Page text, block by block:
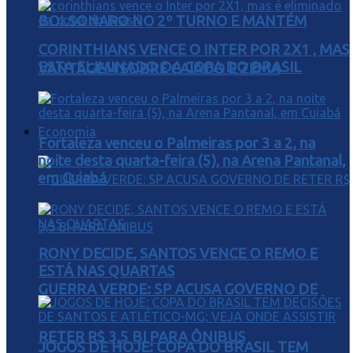
BOLSONARO NO 2º TURNO E MANTÉM
VANTAGEM SOBRE CAIADO E ZEMA
Economia
GUERRA VERDE: SP ACUSA GOVERNO DE
RETER R$ 3,5 BI PARA ÔNIBUS
CORINTHIANS VENCE O INTER POR 2X1 , MAS
ESTA ELIMINADO DA COPA DO BRASIL
Fortaleza venceu o Palmeiras por 3 a 2, na
noite desta quarta-feira (5), na Arena Pantanal,
em Cuiabá
RONY DECIDE, SANTOS VENCE O REMO E
ESTÁ NAS QUARTAS
JOGOS DE HOJE: COPA DO BRASIL TEM